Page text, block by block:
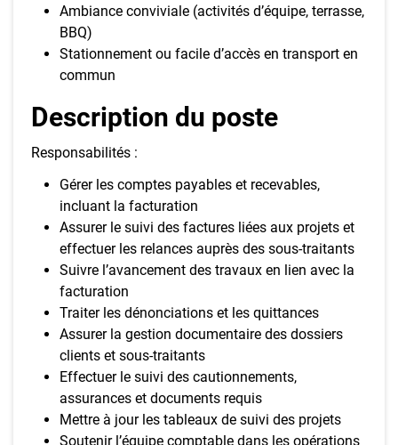
Ambiance conviviale (activités d’équipe, terrasse,
BBQ)
Stationnement ou facile d’accès en transport en
commun
Description du poste
Responsabilités :
Gérer les comptes payables et recevables,
incluant la facturation
Assurer le suivi des factures liées aux projets et
effectuer les relances auprès des sous-traitants
Suivre l’avancement des travaux en lien avec la
facturation
Traiter les dénonciations et les quittances
Assurer la gestion documentaire des dossiers
clients et sous-traitants
Effectuer le suivi des cautionnements,
assurances et documents requis
Mettre à jour les tableaux de suivi des projets
Soutenir l’équipe comptable dans les opérations